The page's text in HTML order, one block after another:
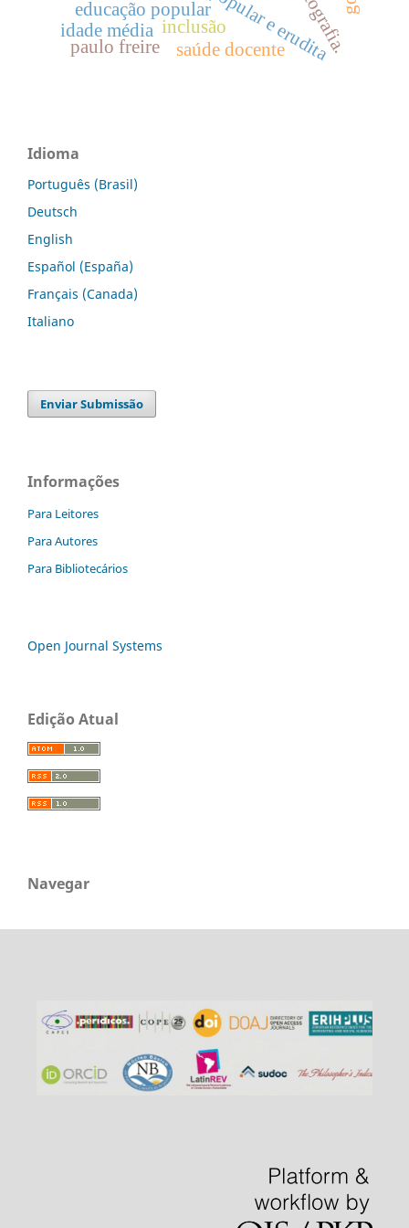
educação popular
inclusão
saúde docente
idade média
paulo freire
Idioma
Português (Brasil)
Deutsch
English
Español (España)
Français (Canada)
Italiano
Enviar Submissão
Informações
Para Leitores
Para Autores
Para Bibliotecários
Open Journal Systems
Edição Atual
Navegar